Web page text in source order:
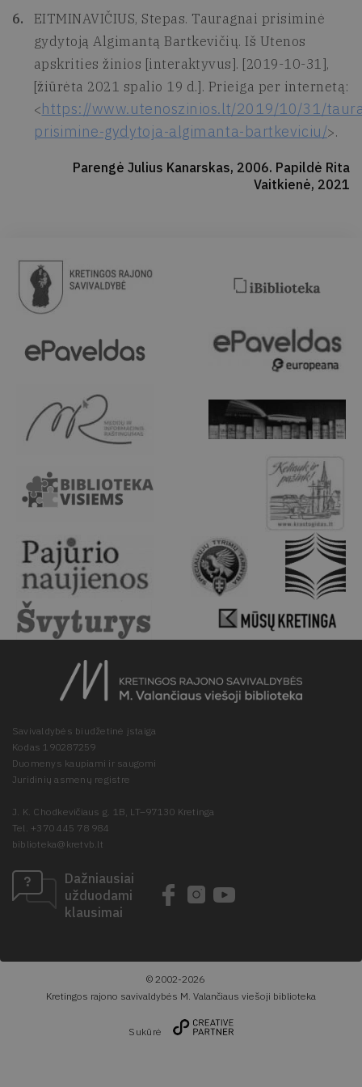
EITMINAVIČIUS, Stepas. Tauragnai prisiminė
gydytoją Algimantą Bartkevičių. Iš Utenos
apskrities žinios [interaktyvus]. [2019-10-31],
[žiūrėta 2021 spalio 19 d.]. Prieiga per internetą:
<https://www.utenoszinios.lt/2019/10/31/
prisimine-gydytoja-algimanta-bartkeviciu/>.
Parengė Julius Kanarskas, 2006. Papildė Rita
Vaitkienė, 2021
Savivaldybės biudžetinė įstaiga
Kodas 190287259
Duomenys kaupiami ir saugomi
Juridinių asmenų registre
J. K. Chodkevičiaus g. 1B, LT–97130 Kretinga
Tel. +370 445 78 984
biblioteka@kretvb.lt
Dažniausiai
užduodami
klausimai
© 2002-2026
Kretingos rajono savivaldybės M. Valančiaus viešoji biblioteka
Sukūrė